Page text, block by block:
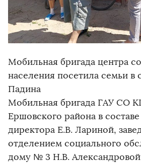
Мобильная бригада центра
населения посетила семьи в
Падина
Мобильная бригада ГАУ СО
Ершовского района в
директора Е.В. Лариной,
отделением социального
дому № 3 Н.В.